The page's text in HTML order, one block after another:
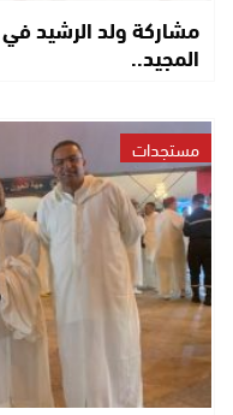
مشاركة ولد الرشيد
المجيد..
مستجدات